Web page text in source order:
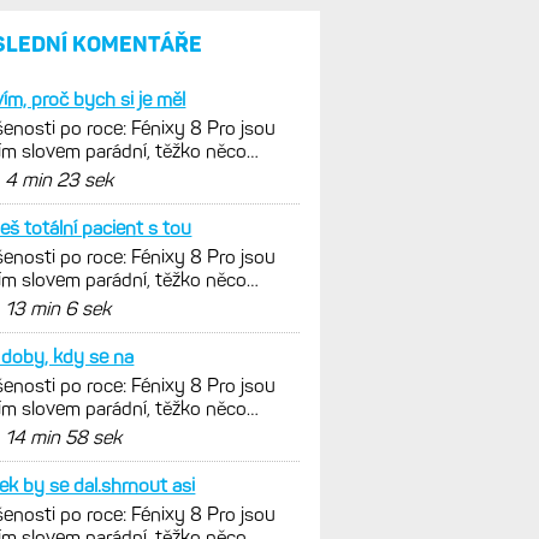
KOMENTÁŘE
proč bych si je měl
po roce: Fénixy 8 Pro jsou
slovem parádní, těžko něco
Ale ta nositelnost
4 min 23 sek
totální pacient s tou
po roce: Fénixy 8 Pro jsou
slovem parádní, těžko něco
Ale ta nositelnost
13 min 6 sek
kdy se na
po roce: Fénixy 8 Pro jsou
slovem parádní, těžko něco
Ale ta nositelnost
14 min 58 sek
by se dal.shrnout asi
po roce: Fénixy 8 Pro jsou